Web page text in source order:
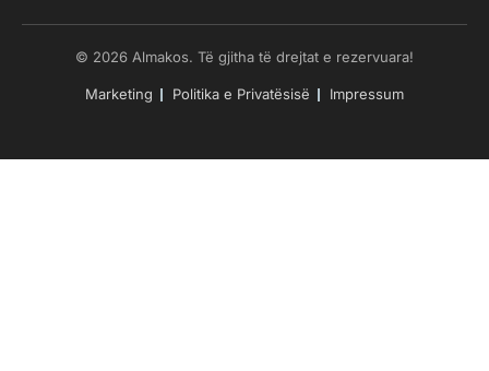
© 2026 Almakos. Të gjitha të drejtat e rezervuara!
Marketing Politika e Privatësisë Impressum